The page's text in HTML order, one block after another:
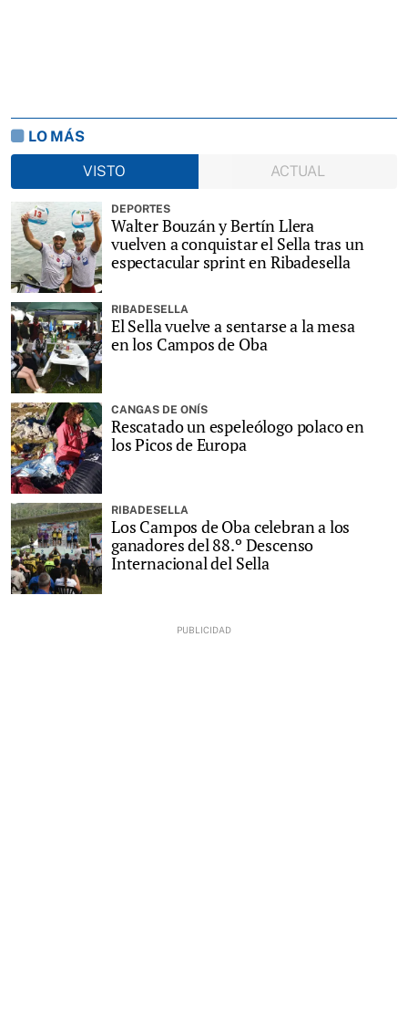
LO MÁS
VISTO
ACTUAL
DEPORTES
Walter Bouzán y Bertín Llera
vuelven a conquistar el Sella tras un
espectacular sprint en Ribadesella
RIBADESELLA
El Sella vuelve a sentarse a la mesa
en los Campos de Oba
CANGAS DE ONÍS
Rescatado un espeleólogo polaco en
los Picos de Europa
RIBADESELLA
Los Campos de Oba celebran a los
ganadores del 88.º Descenso
Internacional del Sella